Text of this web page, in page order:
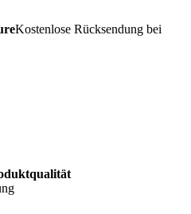
Kostenlose Rücksendung bei